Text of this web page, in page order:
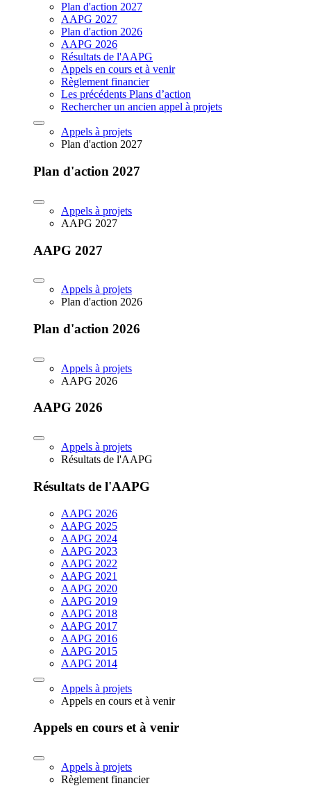
Plan d'action 2027
AAPG 2027
Plan d'action 2026
AAPG 2026
Résultats de l'AAPG
Appels en cours et à venir
Règlement financier
Les précédents Plans d’action
Rechercher un ancien appel à projets
Appels à projets
Plan d'action 2027
Plan d'action 2027
Appels à projets
AAPG 2027
AAPG 2027
Appels à projets
Plan d'action 2026
Plan d'action 2026
Appels à projets
AAPG 2026
AAPG 2026
Appels à projets
Résultats de l'AAPG
Résultats de l'AAPG
AAPG 2026
AAPG 2025
AAPG 2024
AAPG 2023
AAPG 2022
AAPG 2021
AAPG 2020
AAPG 2019
AAPG 2018
AAPG 2017
AAPG 2016
AAPG 2015
AAPG 2014
Appels à projets
Appels en cours et à venir
Appels en cours et à venir
Appels à projets
Règlement financier